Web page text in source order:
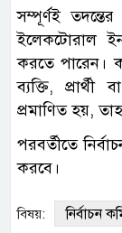
সম্পূর্ণই
ইলেকটোরাল
করতে পারেন।
ব্যক্তি,
প্রমাণিত হয়,
পরবর্তীতে
করবে।
বিষয়: নির্বাচন